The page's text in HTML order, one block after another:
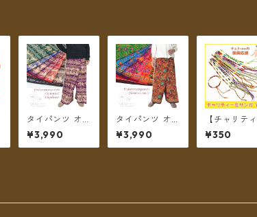
タイパンツ オリ
エンタルエレフ
ァント 7カラー
B リゾパン ロン
¥3,990
タイパンツ オリ
エンタルフラワ
ー 7カラー リゾ
パン No.5 ロン
¥3,990
【チャリテ
商品】チェト
anのチャリテ
ーミサンガ
¥350